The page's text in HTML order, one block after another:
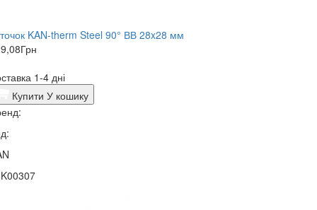
KAN-therm Steel 90° ВВ 28x28 мм
Грн
1-4 дні
Купити У кошику